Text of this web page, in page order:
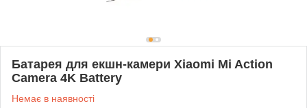
Батарея для екшн-камери Xiaomi Mi Action
Camera 4K Battery
Немає в наявності